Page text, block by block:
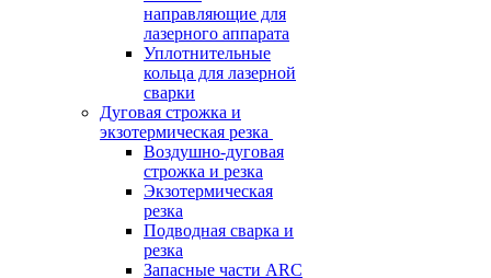
направляющие для
лазерного аппарата
Уплотнительные
кольца для лазерной
сварки
Дуговая строжка и
экзотермическая резка
Воздушно-дуговая
строжка и резка
Экзотермическая
резка
Подводная сварка и
резка
Запасные части ARC